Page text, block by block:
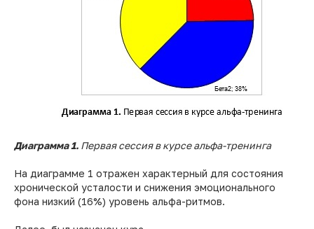
Диаграмма 1. Первая сессия в курсе альфа-тренинга
На диаграмме 1 отражен характерный для состояния
хронической усталости и снижения эмоционального
фона низкий (16%) уровень альфа-ритмов.